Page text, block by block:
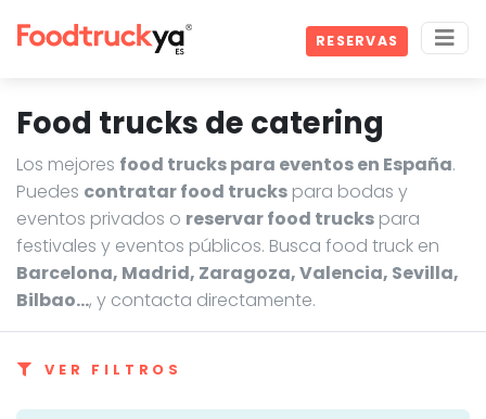
RESERVAS
Food trucks de catering
Los mejores food trucks para eventos en España.
Puedes contratar food trucks para bodas y
eventos privados o reservar food trucks para
festivales y eventos públicos. Busca food truck en
Barcelona, Madrid, Zaragoza, Valencia, Sevilla,
Bilbao…, y contacta directamente.
VER FILTROS